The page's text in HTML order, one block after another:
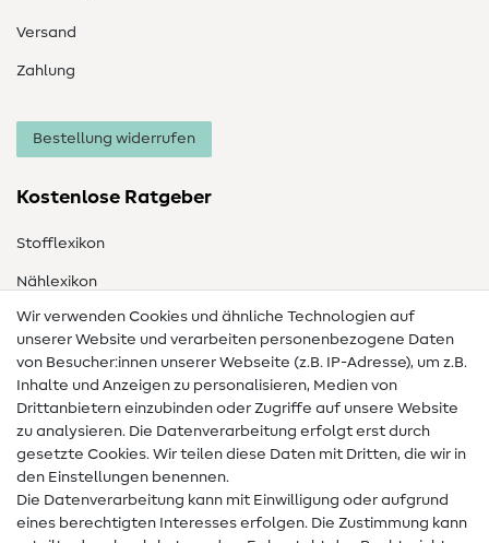
Versand
Zahlung
Bestellung widerrufen
Kostenlose Ratgeber
Stofflexikon
Nählexikon
Nähanleitungen
Hilfe & Kontakt
Kontakt
Infos zum Betreiberwechsel
FAQ
Widerrufsrecht
Wir verwenden Cookies und ähnliche Technologien auf
unserer Website und verarbeiten personenbezogene Daten
von Besucher:innen unserer Webseite (z.B. IP-Adresse), um z.B.
Inhalte und Anzeigen zu personalisieren, Medien von
Drittanbietern einzubinden oder Zugriffe auf unsere Website
zu analysieren. Die Datenverarbeitung erfolgt erst durch
gesetzte Cookies. Wir teilen diese Daten mit Dritten, die wir in
den Einstellungen benennen.
Die Datenverarbeitung kann mit Einwilligung oder aufgrund
eines berechtigten Interesses erfolgen. Die Zustimmung kann